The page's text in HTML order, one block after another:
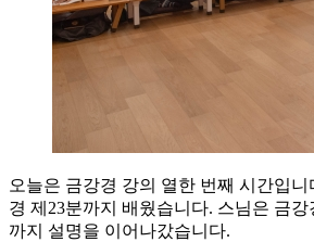
오늘은 금강경 강의 열한 번째 시간입
경 제23분까지 배웠습니다. 스님은 금강
까지 설명을 이어나갔습니다.